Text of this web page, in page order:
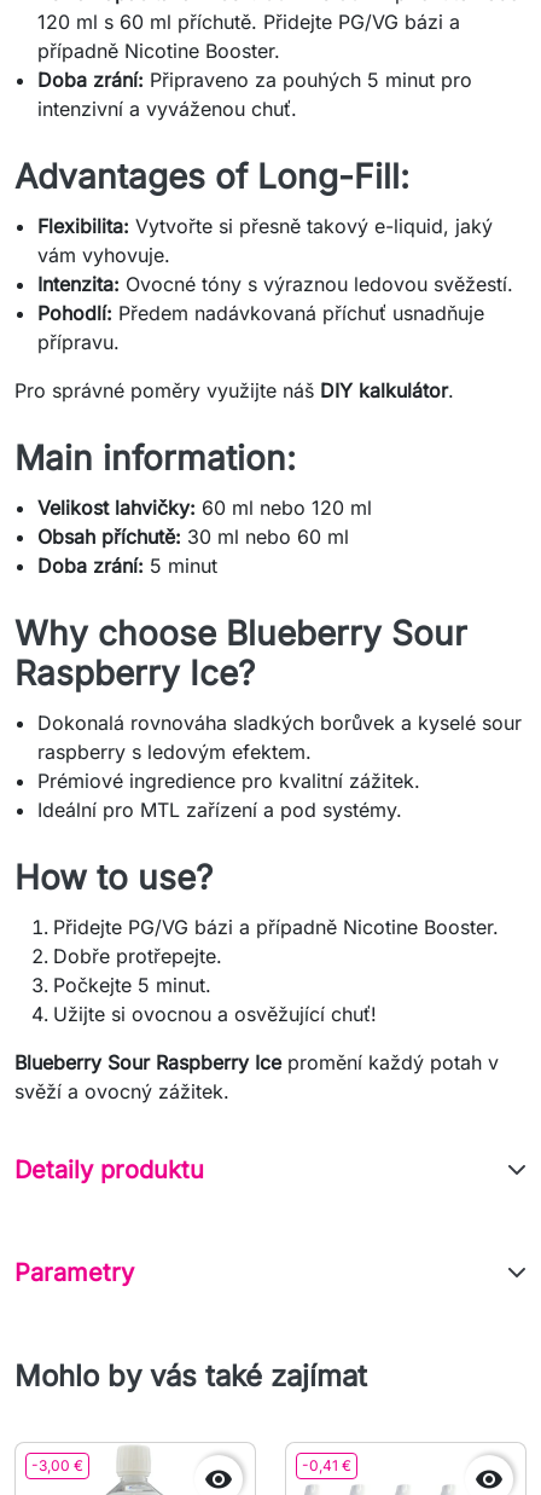
120 ml s 60 ml příchutě. Přidejte PG/VG bázi a
případně Nicotine Booster.
Doba zrání: Připraveno za pouhých 5 minut pro
intenzivní a vyváženou chuť.
Advantages of Long-Fill:
Flexibilita: Vytvořte si přesně takový e-liquid, jaký
vám vyhovuje.
Intenzita: Ovocné tóny s výraznou ledovou svěžestí.
Pohodlí: Předem nadávkovaná příchuť usnadňuje
přípravu.
Pro správné poměry využijte náš DIY kalkulátor.
Main information:
Velikost lahvičky: 60 ml nebo 120 ml
Obsah příchutě: 30 ml nebo 60 ml
Doba zrání: 5 minut
Why choose Blueberry Sour
Raspberry Ice?
Dokonalá rovnováha sladkých borůvek a kyselé sour
raspberry s ledovým efektem.
Prémiové ingredience pro kvalitní zážitek.
Ideální pro MTL zařízení a pod systémy.
How to use?
Přidejte PG/VG bázi a případně Nicotine Booster.
Dobře protřepejte.
Počkejte 5 minut.
Užijte si ovocnou a osvěžující chuť!
Blueberry Sour Raspberry Icepromění každý potah v
svěží a ovocný zážitek.
Detaily produktu
Parametry
Mohlo by vás také zajímat
-3,00 €  -0,41 € 